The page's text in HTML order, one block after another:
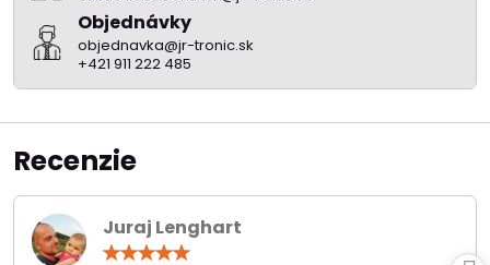
Objednávky
objednavka@jr-tronic.sk
+421 911 222 485
Recenzie
Juraj Lenghart